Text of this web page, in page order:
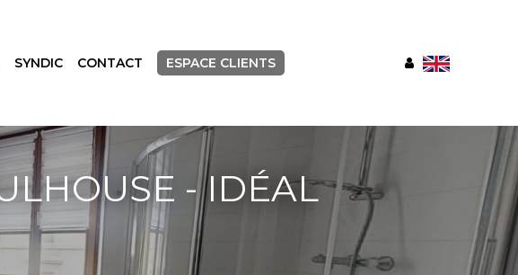
SYNDIC CONTACT ESPACE CLIENTS
- IDÉAL